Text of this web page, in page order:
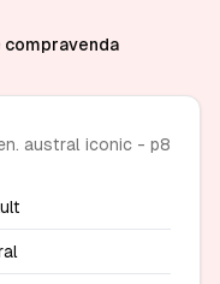
compravenda
austral iconic - p8